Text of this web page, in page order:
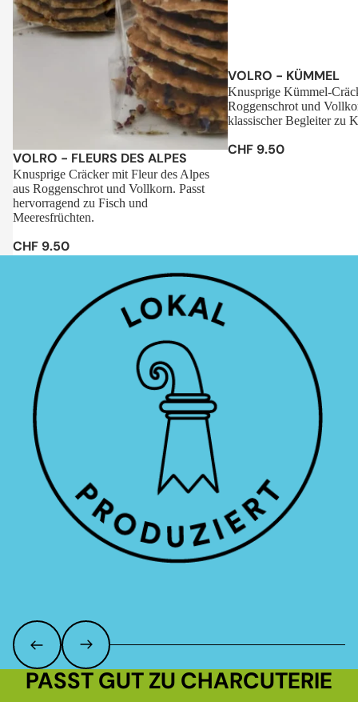
Sale
VOLRO - FLEURS DES ALPES
Knusprige Cräcker mit Fleur des Alpes
aus Roggenschrot und Vollkorn. Passt
hervorragend zu Fisch und
Meeresfrüchten.
CHF 9.50
VOLRO - KÜMMEL
Knusprige Kümmel-
Roggenschrot und
klassischer Begleiter zu
CHF 9.50
PASST GUT ZU CHARCUTERIE